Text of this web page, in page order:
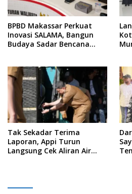
BPBD Makassar Perkuat
Inovasi SALAMA, Bangun
Budaya Sadar Bencana
Data
Tak Sekadar Terima
Laporan, Appi Turun
Langsung Cek Aliran Air